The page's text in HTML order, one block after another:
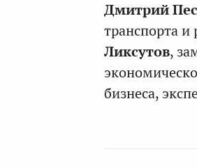
Дмитрий
транспорта
Ликсутов,
бизнеса,